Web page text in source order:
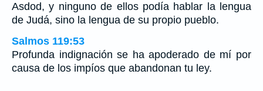
Asdod, y ninguno de ellos podía hablar la lengua
de Judá, sino la lengua de su propio pueblo.
Salmos 119:53
Profunda indignación se ha apoderado de mí por
causa de los impíos que abandonan tu ley.